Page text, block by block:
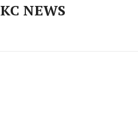
KC NEWS